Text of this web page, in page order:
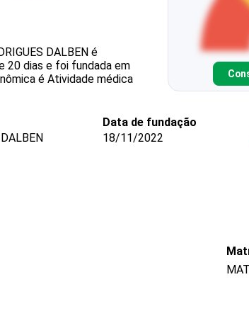
DALBEN é
20 dias e foi fundada em
é Atividade médica
Data de fundação
18/11/2022